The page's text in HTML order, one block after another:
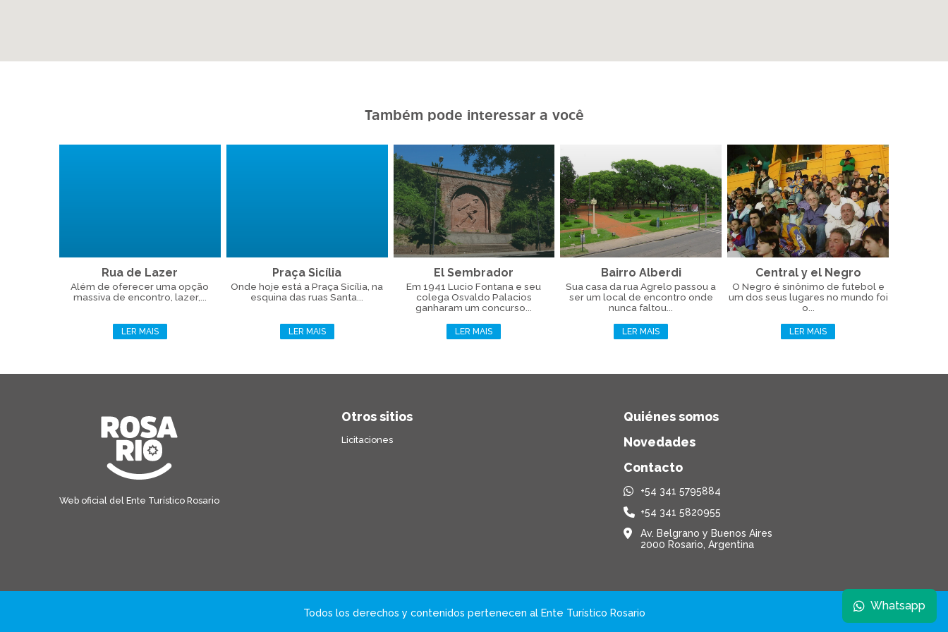
Também pode interessar a você
Rua de Lazer
Além de oferecer uma opção
massiva de encontro, lazer,...
LER MAIS
Praça Sicília
Onde hoje está a Praça Sicília, na
esquina das ruas Santa...
LER MAIS
El Sembrador
Em 1941 Lucio Fontana e seu
colega Osvaldo Palacios
ganharam um concurso...
LER MAIS
Bairro Alberdi
Sua casa da rua Agrelo passou a
ser um local de encontro onde
nunca faltou...
LER MAIS
Central y el Negro
O Negro é sinônimo de futebol e
um dos seus lugares no mundo foi
o...
LER MAIS
Whatsapp
Web oficial del Ente Turístico Rosario
Otros sitios
Licitaciones
Quiénes somos
Novedades
Contacto
+54 341 5795884
+54 341 5820955
Av. Belgrano y Buenos Aires
2000 Rosario, Argentina
Todos los derechos y contenidos pertenecen al Ente Turístico Rosario